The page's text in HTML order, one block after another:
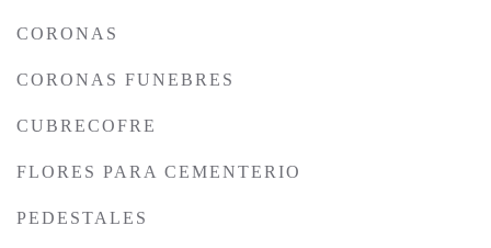
CORONAS
CORONAS FUNEBRES
CUBRECOFRE
FLORES PARA CEMENTERIO
PEDESTALES